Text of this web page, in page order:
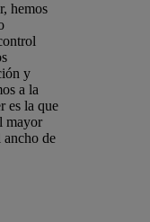
hemos
y
a la
es la que
mayor
de